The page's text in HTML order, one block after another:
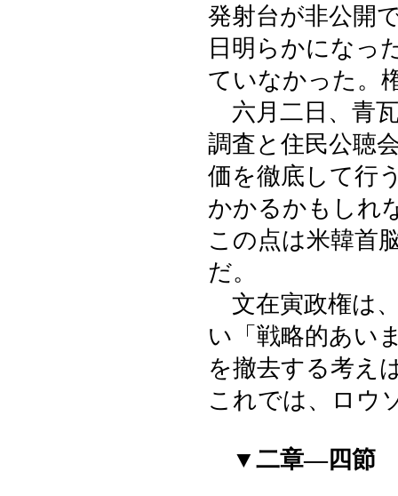
発射台が非公開
日明らかになっ
ていなかった。
六月二日、青
調査と住民公聴
価を徹底して行
かかるかもしれ
この点は米韓首
だ。
文在寅政権は
い「戦略的あい
を撤去する考え
これでは、ロウ
▼二章―四節